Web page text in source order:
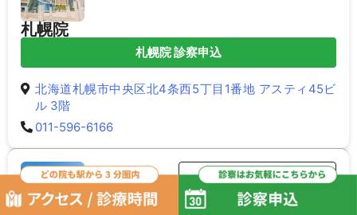
札幌院
札幌院 診察申込
北海道札幌市中央区北4条西5丁目1番地 アスティ45ビ
ル 3階
011-596-6166
新橋駅 徒歩0分